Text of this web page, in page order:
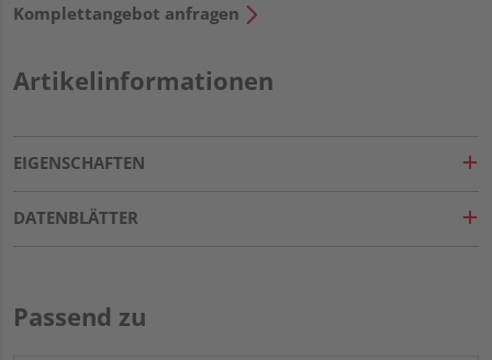
Komplettangebot anfragen
Artikelinformationen
EIGENSCHAFTEN
DATENBLÄTTER
Passend zu